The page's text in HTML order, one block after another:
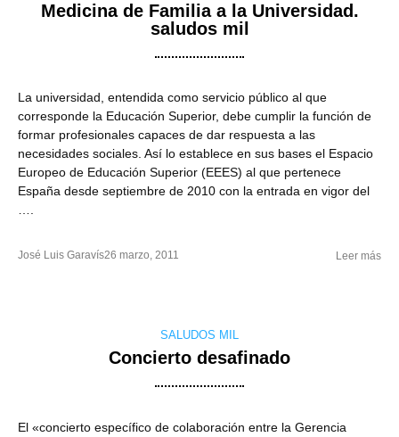
Medicina de Familia a la Universidad.
saludos mil
La universidad, entendida como servicio público al que
corresponde la Educación Superior, debe cumplir la función de
formar profesionales capaces de dar respuesta a las
necesidades sociales. Así lo establece en sus bases el Espacio
Europeo de Educación Superior (EEES) al que pertenece
España desde septiembre de 2010 con la entrada en vigor del
….
José Luis Garavís26 marzo, 2011 Leer más
SALUDOS MIL
Concierto desafinado
El «concierto específico de colaboración entre la Gerencia